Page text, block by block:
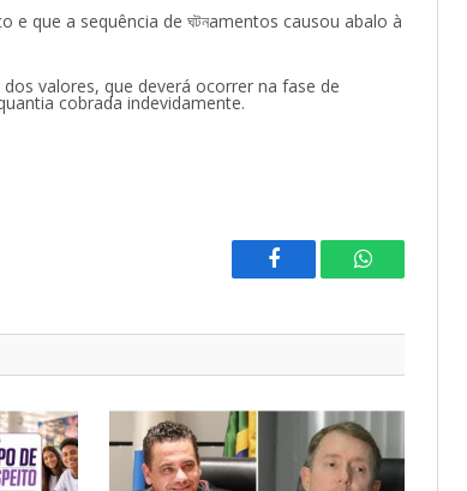
que a sequência de ঘটনamentos causou abalo à
valores, que deverá ocorrer na fase de
cobrada indevidamente.
Facebook WhatsApp